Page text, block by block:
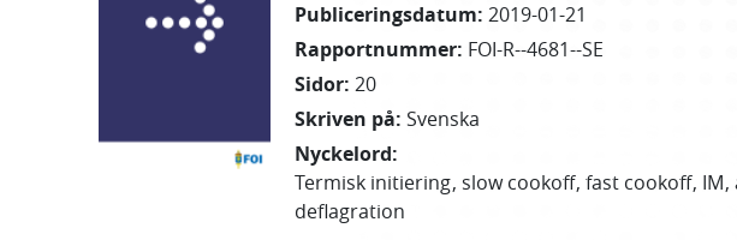
Publiceringsdatum: 2019-01-21
Rapportnummer: FOI-R--4681--SE
Sidor: 20
Skriven på: Svenska
Nyckelord:
Termisk initiering slow cookoff fast cookoff IM
deflagration